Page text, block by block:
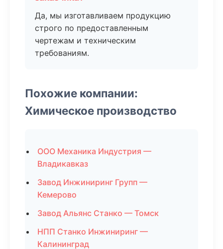
Да, мы изготавливаем продукцию
строго по предоставленным
чертежам и техническим
требованиям.
Похожие компании:
Химическое производство
ООО Механика Индустрия —
Владикавказ
Завод Инжиниринг Групп —
Кемерово
Завод Альянс Станко — Томск
НПП Станко Инжиниринг —
Калининград